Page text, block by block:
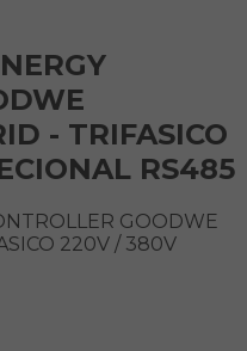
- TRIFASICO
RS485
GOODWE
220V / 380V